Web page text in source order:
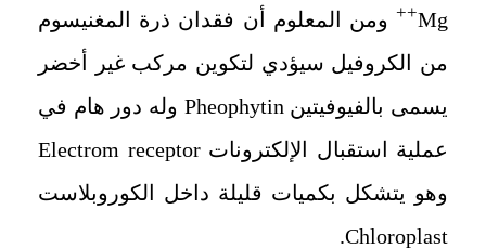
Mg
++ ومن المعلوم أن فقدان ذرة المغنيسوم
من الكروفيل سيؤدي لتكوين مركب غير أخضر
يسمى بالفيوفيتين Pheophytin وله دور هام في
عملية استقبال الإلكتروناتElectrom receptor
وهو يتشكل بكميات قليلة داخل الكوروبلاست
Chloroplast
.